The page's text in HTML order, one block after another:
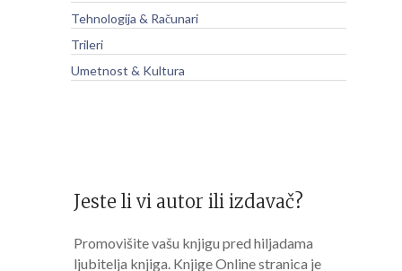
Tehnologija & Računari
Trileri
Umetnost & Kultura
Jeste li vi autor ili izdavač?
Promovišite vašu knjigu pred hiljadama
ljubitelja knjiga. Knjige Online stranica je